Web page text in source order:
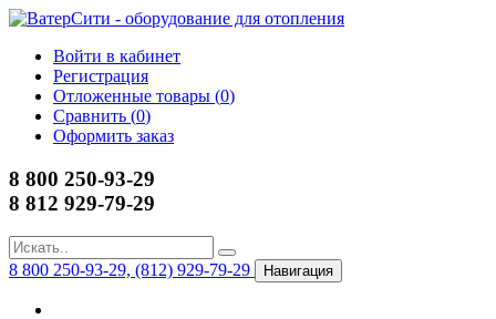
Войти в кабинет
Регистрация
Отложенные товары (0)
Сравнить (0)
Оформить заказ
8 800 250-93-29
8 812 929-79-29
8 800 250-93-29, (812) 929-79-29 Навигация